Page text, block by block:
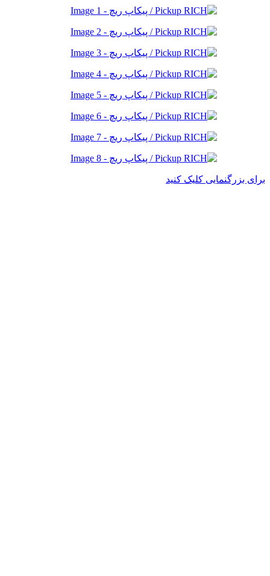
برای بزرگنمایی کلیک کنید